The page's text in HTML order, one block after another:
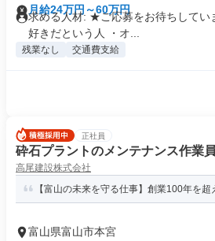
月給24万円～60万円
求める人材: ★ご応募をお待ちしてい
好きだという人 ・オ...
残業なし 交通費支給
正社員
砕石プラントのメンテナンス作業員
高尾建設株式会社
【富山の未来を守る仕事】創業100年を超
富山県富山市本宮